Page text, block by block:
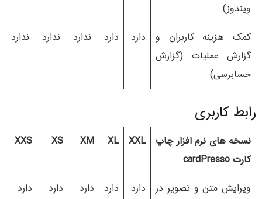
ویندوز)
کمک هزینه کاربران و
گزارش عملیات (گزارش
حسابرسی)
دارد دارد ندارد ندارد ندارد
رابط کاربری
نسخه های نرم افزار چاپ
کارت cardPresso
XXL
XL
XM
XS
XXS
ویرایش متن و تصویر در
دارد دارد دارد دارد دارد